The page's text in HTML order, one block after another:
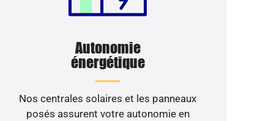
Autonomie
énergétique
Nos centrales solaires et les panneaux
posés assurent votre autonomie en